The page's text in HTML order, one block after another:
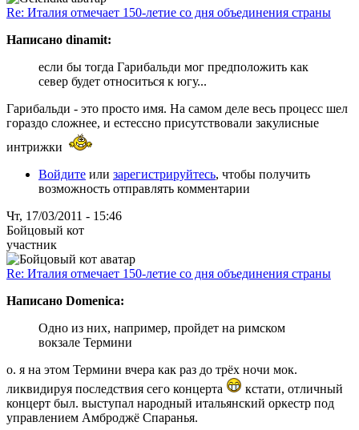
Re: Италия отмечает 150-летие со дня объединения страны
Написано dinamit:
если бы тогда Гарибальди мог предположить как
север будет относиться к югу...
Гарибальди - это просто имя. На самом деле весь процесс шел
гораздо сложнее, и естессно присутствовали закулисные
интрижки
Войдите или зарегистрируйтесь, чтобы получить
возможность отправлять комментарии
Чт, 17/03/2011 - 15:46
Бойцовый кот
участник
Re: Италия отмечает 150-летие со дня объединения страны
Написано Domenica:
Одно из них, например, пройдет на римском
вокзале Термини
о. я на этом Термини вчера как раз до трёх ночи мок.
ликвидируя последствия сего концерта
кстати, отличный
концерт был. выступал народный итальянский оркестр под
управлением Амброджё Спаранья.